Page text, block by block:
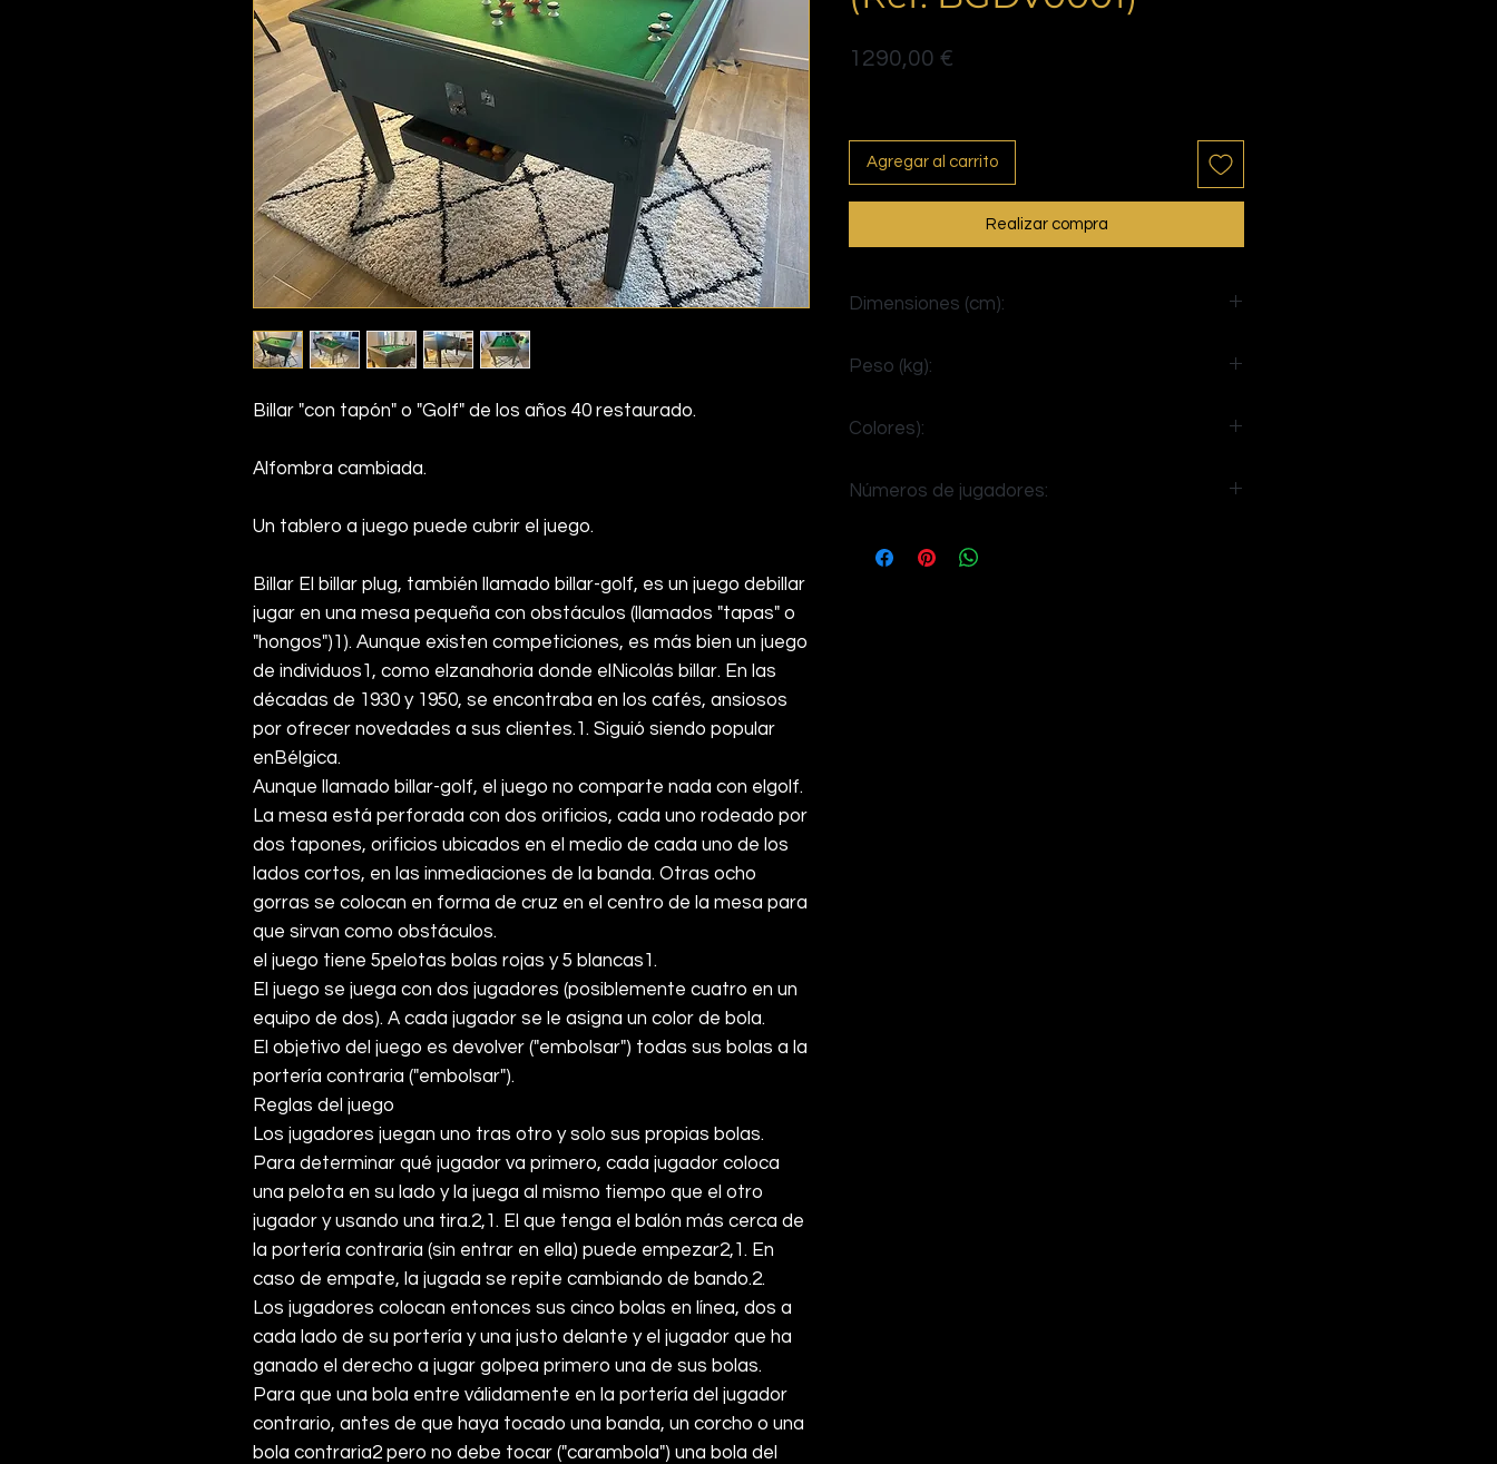
Billar "con tapón" o "Golf" de los años 40 restaurado.
Alfombra cambiada.
Un tablero a juego puede cubrir el juego.
Billar El billar plug, también llamado billar-golf, es un juego debillar
jugar en una mesa pequeña con obstáculos (llamados "tapas" o
"hongos")1 ). Aunque existen competiciones, es más bien un juego
de individuos1 , como el zanahoria donde el Nicolás billar. En las
décadas de 1930 y 1950, se encontraba en los cafés, ansiosos
por ofrecer novedades a sus clientes.1 . Siguió siendo popular
en Bélgica.
Aunque llamado billar-golf, el juego no comparte nada con el golf.
La mesa está perforada con dos orificios, cada uno rodeado por
dos tapones, orificios ubicados en el medio de cada uno de los
lados cortos, en las inmediaciones de la banda. Otras ocho
gorras se colocan en forma de cruz en el centro de la mesa para
que sirvan como obstáculos.
el juego tiene 5pelotas bolas rojas y 5 blancas1 .
El juego se juega con dos jugadores (posiblemente cuatro en un
equipo de dos). A cada jugador se le asigna un color de bola.
El objetivo del juego es devolver ("embolsar") todas sus bolas a la
portería contraria ("embolsar").
Reglas del juego
Los jugadores juegan uno tras otro y solo sus propias bolas.
Para determinar qué jugador va primero, cada jugador coloca
una pelota en su lado y la juega al mismo tiempo que el otro
jugador y usando una tira.2,1 . El que tenga el balón más cerca de
la portería contraria (sin entrar en ella) puede empezar2,1 . En
caso de empate, la jugada se repite cambiando de bando.2.
Los jugadores colocan entonces sus cinco bolas en línea, dos a
cada lado de su portería y una justo delante y el jugador que ha
ganado el derecho a jugar golpea primero una de sus bolas.
Para que una bola entre válidamente en la portería del jugador
contrario, antes de que haya tocado una banda, un corcho o una
bola contraria2 pero no debe tocar ("carambola") una bola del
1290,00 €
Agregar al carrito
Realizar compra
Dimensiones (cm):
Peso (kg):
Colores):
Números de jugadores: